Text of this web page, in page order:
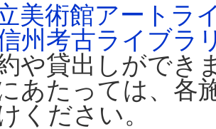
美術館アートラ
州考古ライブラ
や貸出しができ
あたっては、各
ください。